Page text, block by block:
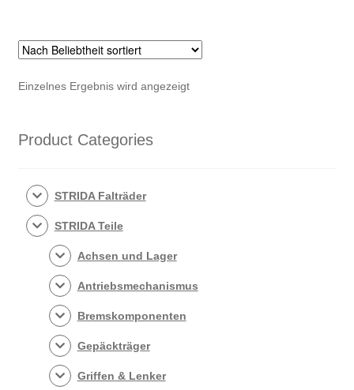
Einzelnes Ergebnis wird angezeigt
Product Categories
STRIDA Falträder
STRIDA Teile
Achsen und Lager
Antriebsmechanismus
Bremskomponenten
Gepäckträger
Griffen & Lenker